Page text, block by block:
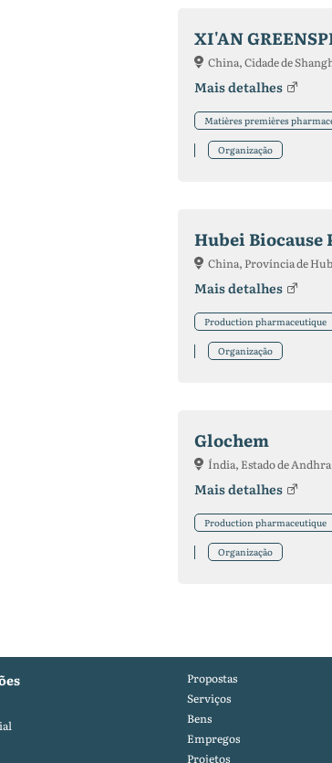
XI'AN
China, Cidade de
Mais detalhes
Matières premières
Organização
Hubei
China, Província de
Mais detalhes
Production pharmaceutique
Organização
Glochem
Índia, Estado de
Mais detalhes
Production pharmaceutique
Organização
Propostas
Serviços
Bens
Empregos
Projetos